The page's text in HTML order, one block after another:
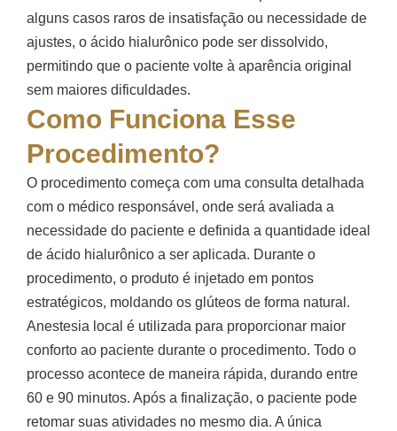
alguns casos raros de insatisfação ou necessidade de
ajustes, o ácido hialurônico pode ser dissolvido,
permitindo que o paciente volte à aparência original
sem maiores dificuldades.
Como Funciona Esse
Procedimento?
O procedimento começa com uma consulta detalhada
com o médico responsável, onde será avaliada a
necessidade do paciente e definida a quantidade ideal
de ácido hialurônico a ser aplicada. Durante o
procedimento, o produto é injetado em pontos
estratégicos, moldando os glúteos de forma natural.
Anestesia local é utilizada para proporcionar maior
conforto ao paciente durante o procedimento. Todo o
processo acontece de maneira rápida, durando entre
60 e 90 minutos. Após a finalização, o paciente pode
retomar suas atividades no mesmo dia. A única